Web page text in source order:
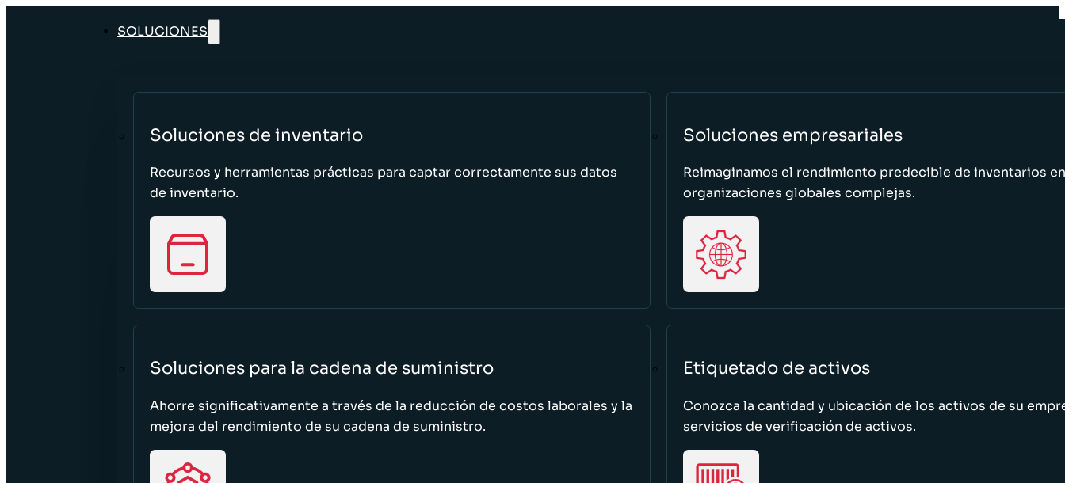
SOLUCIONES
Soluciones de inventario
Recursos y herramientas prácticas para captar correctamente sus datos
de inventario.
Soluciones empresariales
Reimaginamos el rendimiento predecible de inventarios en
organizaciones globales complejas.
Soluciones para la cadena de suministro
Ahorre significativamente a través de la reducción de costos laborales y la
mejora del rendimiento de su cadena de suministro.
Etiquetado de activos
Conozca la cantidad y ubicación de los activos de su
servicios de verificación de activos.